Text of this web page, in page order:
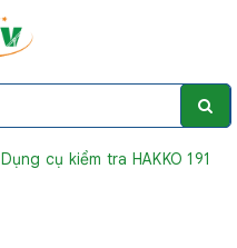
Dụng cụ kiểm tra HAKKO 191